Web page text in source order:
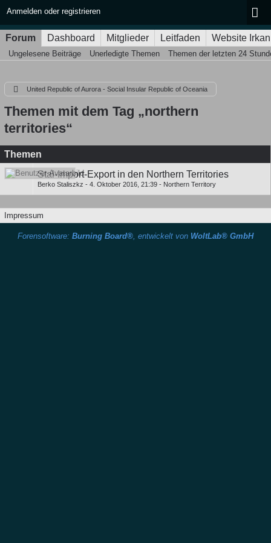
Anmelden oder registrieren
Forum Dashboard Mitglieder Leitfaden Website
Ungelesene Beiträge Unerledigte Themen Themen der letzten 24
United Republic of Aurora - Social Insular Republic of Oceania
Themen mit dem Tag „northern
territories“
Themen
Stal-Import-Export in den Northern Territories
Berko Staliszkz - 4. Oktober 2016, 21:39 - Northern Territory
Impressum
Forensoftware: Burning Board®, entwickelt von WoltLab® GmbH